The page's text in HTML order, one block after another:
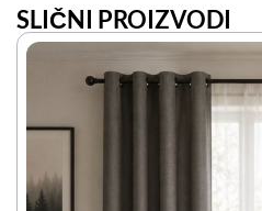
SLIČNI PROIZVODI